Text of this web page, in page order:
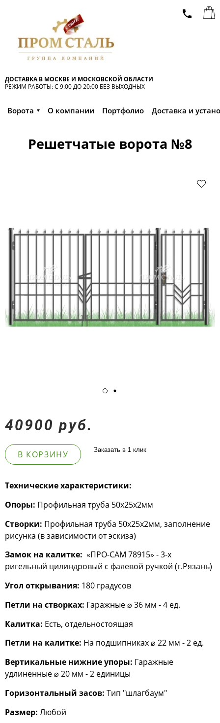
ДОСТАВКА В МОСКВЕ И МОСКОВСКОЙ ОБЛАСТИ
РЕЖИМ РАБОТЫ: С 9:00 ДО 20:00 БЕЗ ВЫХОДНЫХ
Ворота О компании Портфолио Доставка и
Решетчатые ворота №8
40900 руб.
В КОРЗИНУ Заказать в 1 клик
Технические характеристики:
Опоры: Профильная труба 50х25х2мм
Створки: Профильная труба 50х25х2мм, заполнение
рисунка (в зависимости от эскиза)
Замок на калитке: «ПРО-САМ 78915» - 3-х
ригельный цилиндровый с фалевой ручкой (г.Рязань)
Угол открывания: 180 градусов
Петли на створках: Гаражные ⌀ 36 мм - 4 ед.
Калитка: Есть, отдельностоящая
Петли на калитке: На подшипниках ⌀ 22 мм - 2 ед.
Вертикальные нижние упоры: Гаражные
удлиненные ⌀ 20 мм - 2 единицы
Горизонтальный засов: Тип "шлагбаум"
Размер: Любой